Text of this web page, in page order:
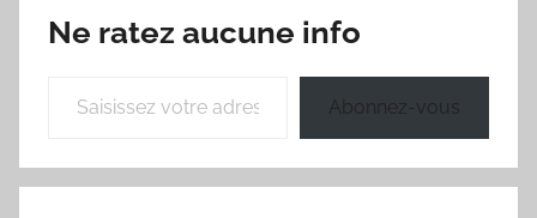
Ne ratez aucune info
Abonnez-vous